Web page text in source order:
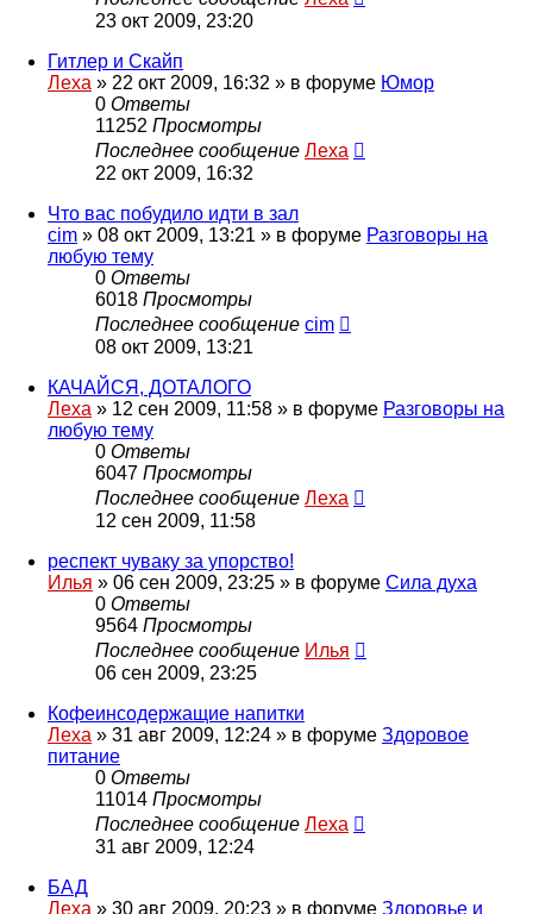
23 окт 2009, 23:20
Гитлер и Скайп
Леха » 22 окт 2009, 16:32 » в форуме Юмор
0 Ответы
11252 Просмотры
Последнее сообщение Леха
22 окт 2009, 16:32
Что вас побудило идти в зал
cim » 08 окт 2009, 13:21 » в форуме Разговоры на
любую тему
0 Ответы
6018 Просмотры
Последнее сообщение cim
08 окт 2009, 13:21
КАЧАЙСЯ, ДОТАЛОГО
Леха » 12 сен 2009, 11:58 » в форуме Разговоры на
любую тему
0 Ответы
6047 Просмотры
Последнее сообщение Леха
12 сен 2009, 11:58
респект чуваку за упорство!
Илья » 06 сен 2009, 23:25 » в форуме Сила духа
0 Ответы
9564 Просмотры
Последнее сообщение Илья
06 сен 2009, 23:25
Кофеинсодержащие напитки
Леха » 31 авг 2009, 12:24 » в форуме Здоровое
питание
0 Ответы
11014 Просмотры
Последнее сообщение Леха
31 авг 2009, 12:24
БАД
Леха » 30 авг 2009, 20:23 » в форуме Здоровье и